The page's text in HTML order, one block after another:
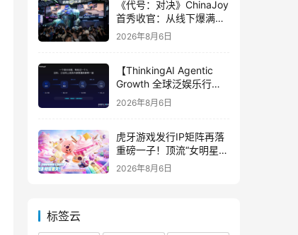
《代号：对决》ChinaJoy
首秀收官：从线下爆满看
见玩家的真实期待
2026年8月6日
【ThinkingAI Agentic
Growth 全球泛娱乐行业
峰会】Agent 时代，人到
底负责什么
2026年8月6日
虎牙游戏发行IP矩阵再落
重磅一子！顶流“女明星”
ZANMANG LOOPY 正版
2026年8月6日
标签云